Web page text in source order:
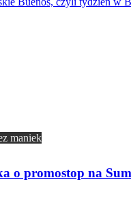
maniek
o promostop na